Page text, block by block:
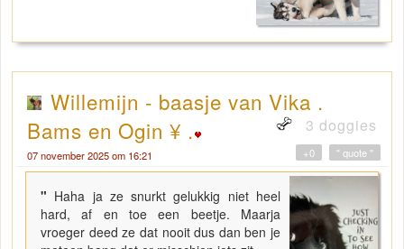
Willemijn - baasje van Vika .
Bams en Ogin ¥ .
3 doggies
07 november 2025 om 16:21 " quote "
+0
" Haha ja ze snurkt gelukkig niet heel
hard, af en toe een beetje. Maarja
vroeger deed ze dat nooit dus dan ben je